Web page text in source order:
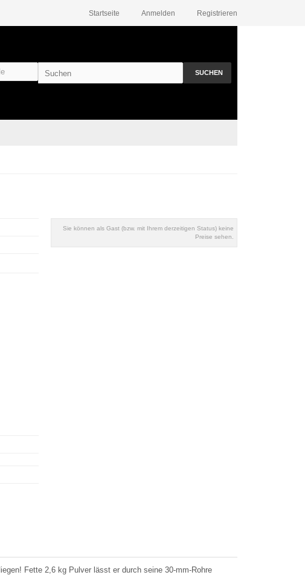
Registrieren
Anmelden
Startseite
SUCHEN
Sie können als Gast (bzw. mit Ihrem derzeitigen Status) keine
Preise sehen.
Fette 2,6 kg Pulver lässt er durch seine 30-mm-Rohre